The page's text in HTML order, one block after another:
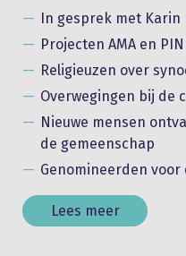
In gesprek met Karin
Projecten AMA en PIN
Religieuzen over
Overwegingen bij de
Nieuwe mensen
de gemeenschap
Genomineerden
Lees meer